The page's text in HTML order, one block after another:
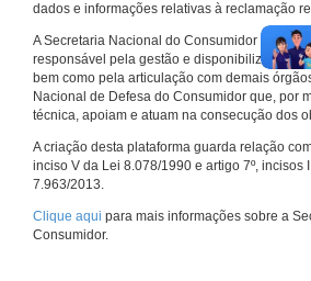
dados e informações relativas à reclamação
A Secretaria Nacional do Consumidor do
responsável pela gestão e disponibilização
bem como pela articulação com demais
Nacional de Defesa do Consumidor que, por
técnica, apoiam e atuam na consecução dos
A criação desta plataforma guarda relação
inciso V da Lei 8.078/1990 e artigo 7º, incisos
7.963/2013.
Clique aqui para mais informações sobre a
Consumidor.